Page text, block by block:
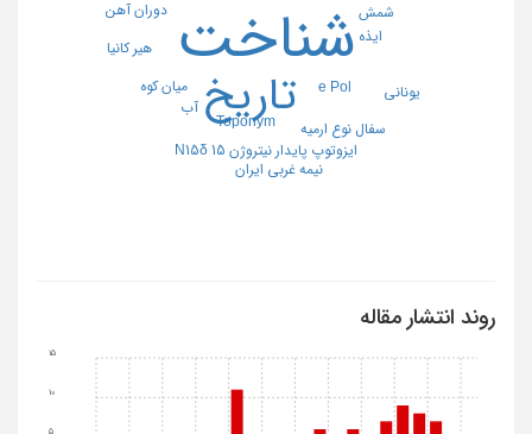
شناخت
تاریخ e Pol
Toponym
ایذه
ایزوتوپ پایدار نیتروژن 15 N15δ
دوران آهن
سفال نوع ارمیه
میان کوه
هیر کانیا
آب
شمش
نیمه غربی ایران
یونانی
روند انتشار مقاله
5
10
15